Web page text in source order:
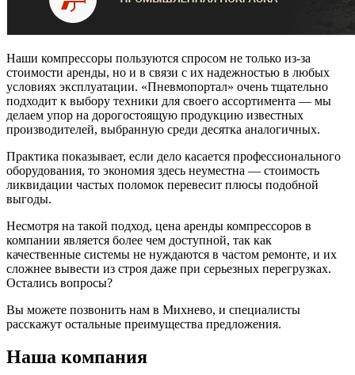
Наши компрессоры пользуются спросом не только из-за
стоимости аренды, но и в связи с их надежностью в любых
условиях эксплуатации. «Пневмопортал» очень тщательно
подходит к выбору техники для своего ассортимента — мы
делаем упор на дорогостоящую продукцию известных
производителей, выбранную среди десятка аналогичных.
Практика показывает, если дело касается профессионального
оборудования, то экономия здесь неуместна — стоимость
ликвидации частых поломок перевесит плюсы подобной
выгоды.
Несмотря на такой подход, цена аренды компрессоров в
компании является более чем доступной, так как
качественные системы не нуждаются в частом ремонте, и их
сложнее вывести из строя даже при серьезных перегрузках.
Остались вопросы?
Вы можете позвонить нам в Михнево, и специалисты
расскажут остальные преимущества предложения.
Наша компания